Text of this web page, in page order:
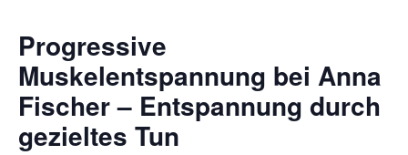
Progressive
Muskelentspannung bei Anna
Fischer – Entspannung durch
gezieltes Tun